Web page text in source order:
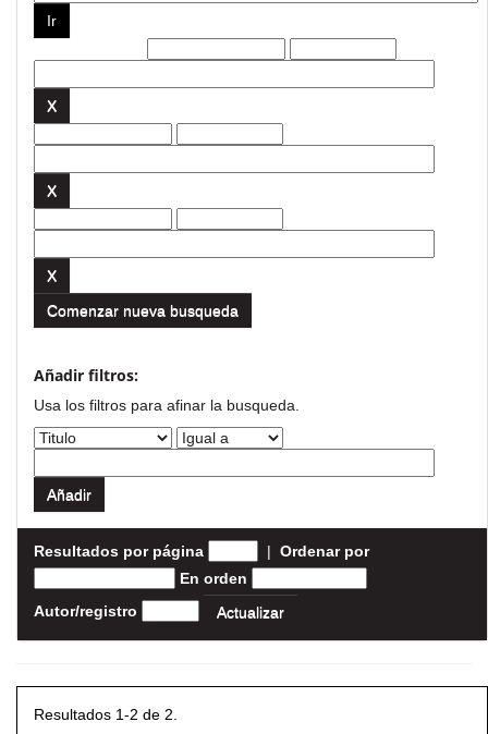
Comenzar nueva busqueda
Añadir filtros:
Usa los filtros para afinar la busqueda.
Resultados por página | Ordenar por
En orden
Autor/registro
Resultados 1-2 de 2.